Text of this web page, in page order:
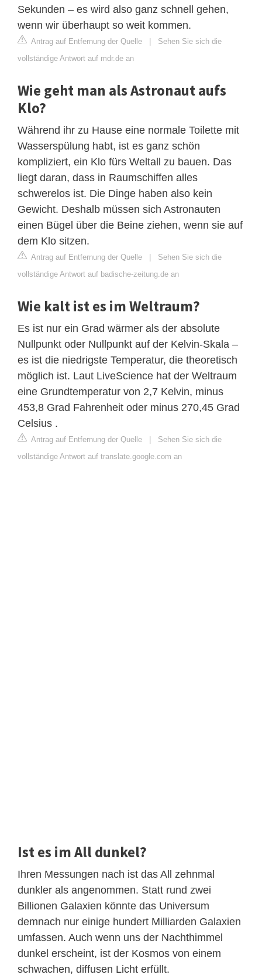
Sekunden – es wird also ganz schnell gehen,
wenn wir überhaupt so weit kommen.
Antrag auf Entfernung der Quelle | Sehen Sie sich die
vollständige Antwort auf mdr.de an
Wie geht man als Astronaut aufs
Klo?
Während ihr zu Hause eine normale Toilette mit
Wasserspülung habt, ist es ganz schön
kompliziert, ein Klo fürs Weltall zu bauen. Das
liegt daran, dass in Raumschiffen alles
schwerelos ist. Die Dinge haben also kein
Gewicht. Deshalb müssen sich Astronauten
einen Bügel über die Beine ziehen, wenn sie auf
dem Klo sitzen.
Antrag auf Entfernung der Quelle | Sehen Sie sich die
vollständige Antwort auf badische-zeitung.de an
Wie kalt ist es im Weltraum?
Es ist nur ein Grad wärmer als der absolute
Nullpunkt oder Nullpunkt auf der Kelvin-Skala –
es ist die niedrigste Temperatur, die theoretisch
möglich ist. Laut LiveScience hat der Weltraum
eine Grundtemperatur von 2,7 Kelvin, minus
453,8 Grad Fahrenheit oder minus 270,45 Grad
Celsius .
Antrag auf Entfernung der Quelle | Sehen Sie sich die
vollständige Antwort auf translate.google.com an
Ist es im All dunkel?
Ihren Messungen nach ist das All zehnmal
dunkler als angenommen. Statt rund zwei
Billionen Galaxien könnte das Universum
demnach nur einige hundert Milliarden Galaxien
umfassen. Auch wenn uns der Nachthimmel
dunkel erscheint, ist der Kosmos von einem
schwachen, diffusen Licht erfüllt.